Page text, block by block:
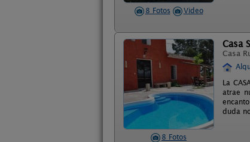
8 Fotos Video
8 Fotos
Casa
Casa
La
atrae
duda